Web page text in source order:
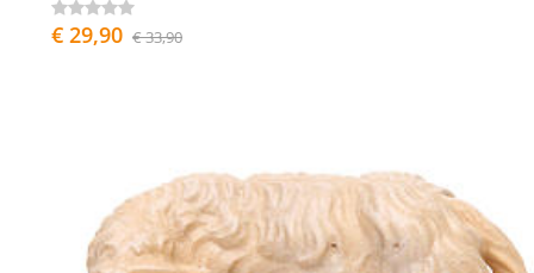
€ 29,90 € 33,90